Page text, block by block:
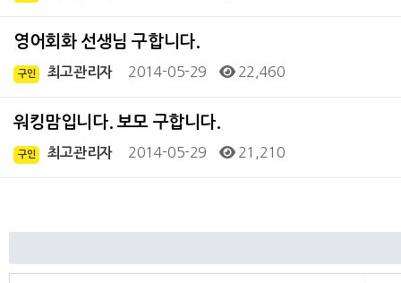
영어회화 선생님 구합니다.
구인 최고관리자 2014-05-29 22,460
워킹맘입니다. 보모 구합니다.
구인 최고관리자 2014-05-29 21,210